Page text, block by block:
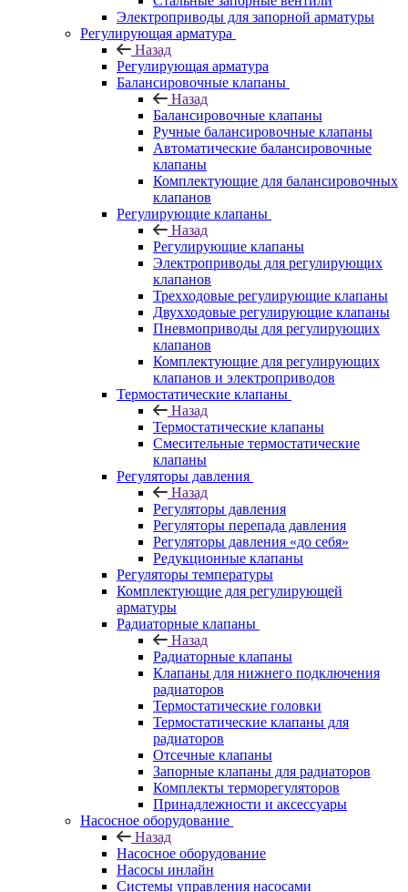
Электроприводы для запорной арматуры
Регулирующая арматура
Назад
Регулирующая арматура
Балансировочные клапаны
Назад
Балансировочные клапаны
Ручные балансировочные клапаны
Автоматические балансировочные
клапаны
Комплектующие для балансировочных
клапанов
Регулирующие клапаны
Назад
Регулирующие клапаны
Электроприводы для регулирующих
клапанов
Трехходовые регулирующие клапаны
Двухходовые регулирующие клапаны
Пневмоприводы для регулирующих
клапанов
Комплектующие для регулирующих
клапанов и электроприводов
Термостатические клапаны
Назад
Термостатические клапаны
Смесительные термостатические
клапаны
Регуляторы давления
Назад
Регуляторы давления
Регуляторы перепада давления
Регуляторы давления «до себя»
Редукционные клапаны
Регуляторы температуры
Комплектующие для регулирующей
арматуры
Радиаторные клапаны
Назад
Радиаторные клапаны
Клапаны для нижнего подключения
радиаторов
Термостатические головки
Термостатические клапаны для
радиаторов
Отсечные клапаны
Запорные клапаны для радиаторов
Комплекты терморегуляторов
Принадлежности и аксессуары
Насосное оборудование
Назад
Насосное оборудование
Насосы инлайн
Системы управления насосами